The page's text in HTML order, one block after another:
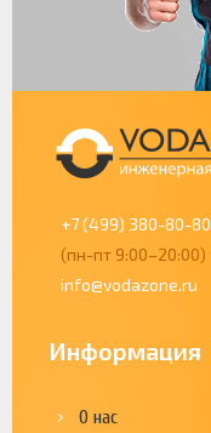
+7 (499) 380-80-80
(пн-пт 9:00–20:00)
info@vodazone.ru
Информация
О нас